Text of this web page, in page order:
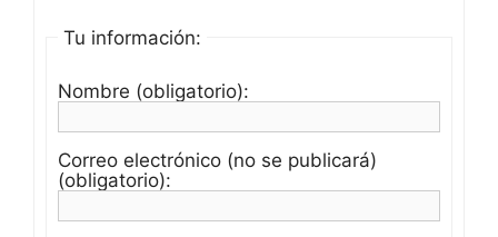
Tu información:
Nombre (obligatorio):
Correo electrónico (no se publicará)
(obligatorio):